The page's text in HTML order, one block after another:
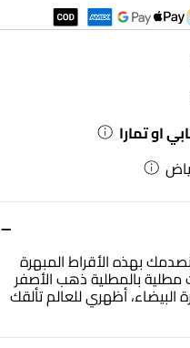
−
بهذه الأقراط المبهرة
بالمطلية ذهب الأصفر
أظهري للعالم تألقك
او تمارا